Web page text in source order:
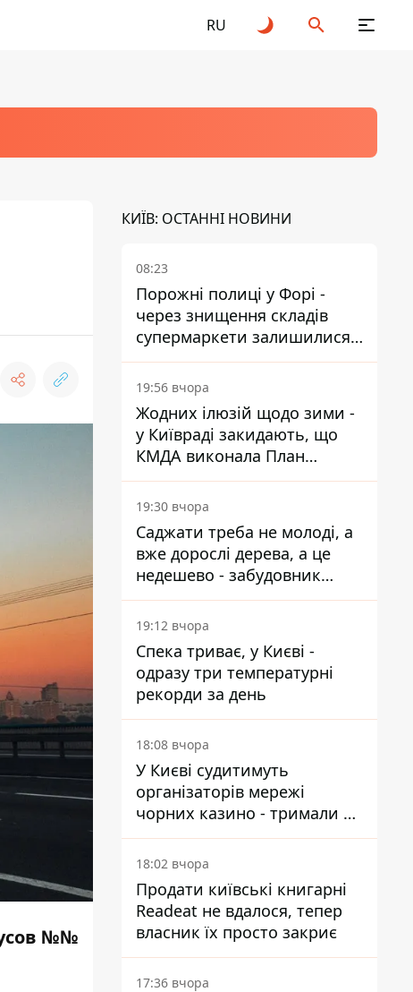
RU
№№
КИЇВ: ОСТАННІ НОВИНИ
08:23
Порожні полиці у Форі -
через знищення складів
супермаркети залишилися
без асортименту
19:56 вчора
Жодних ілюзій щодо зими -
у Київраді закидають, що
КМДА виконала План
стійкості на 20%
19:30 вчора
Саджати треба не молоді, а
вже дорослі дерева, а це
недешево - забудовник
Ніконов
19:12 вчора
Спека триває, у Києві -
одразу три температурні
рекорди за день
18:08 вчора
У Києві судитимуть
організаторів мережі
чорних казино - тримали 39
закладів
18:02 вчора
Продати київські книгарні
Readeat не вдалося, тепер
власник їх просто закриє
17:36 вчора